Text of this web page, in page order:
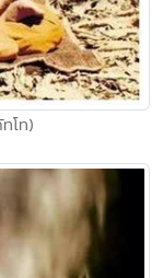
โท)